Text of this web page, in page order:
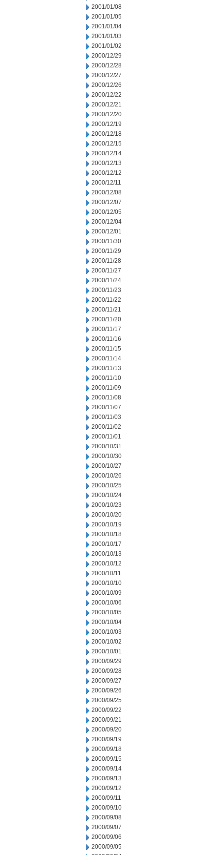
2001/01/08
2001/01/05
2001/01/04
2001/01/03
2001/01/02
2000/12/29
2000/12/28
2000/12/27
2000/12/26
2000/12/22
2000/12/21
2000/12/20
2000/12/19
2000/12/18
2000/12/15
2000/12/14
2000/12/13
2000/12/12
2000/12/11
2000/12/08
2000/12/07
2000/12/05
2000/12/04
2000/12/01
2000/11/30
2000/11/29
2000/11/28
2000/11/27
2000/11/24
2000/11/23
2000/11/22
2000/11/21
2000/11/20
2000/11/17
2000/11/16
2000/11/15
2000/11/14
2000/11/13
2000/11/10
2000/11/09
2000/11/08
2000/11/07
2000/11/03
2000/11/02
2000/11/01
2000/10/31
2000/10/30
2000/10/27
2000/10/26
2000/10/25
2000/10/24
2000/10/23
2000/10/20
2000/10/19
2000/10/18
2000/10/17
2000/10/13
2000/10/12
2000/10/11
2000/10/10
2000/10/09
2000/10/06
2000/10/05
2000/10/04
2000/10/03
2000/10/02
2000/10/01
2000/09/29
2000/09/28
2000/09/27
2000/09/26
2000/09/25
2000/09/22
2000/09/21
2000/09/20
2000/09/19
2000/09/18
2000/09/15
2000/09/14
2000/09/13
2000/09/12
2000/09/11
2000/09/10
2000/09/08
2000/09/07
2000/09/06
2000/09/05